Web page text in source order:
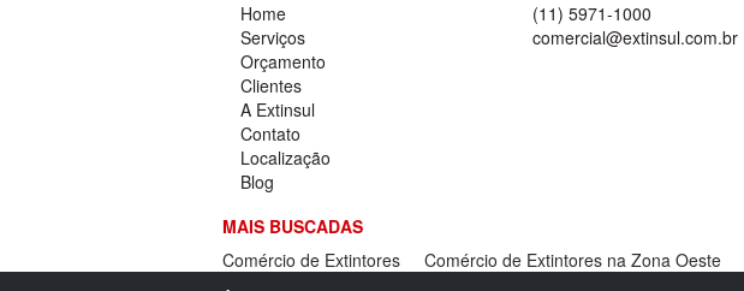
Home
Serviços
Orçamento
Clientes
A Extinsul
Contato
Localização
Blog
(11) 5971-1000
comercial@extinsul.com.br
MAIS BUSCADAS
Comércio de Extintores
Comércio de Extintores na Zona Oeste